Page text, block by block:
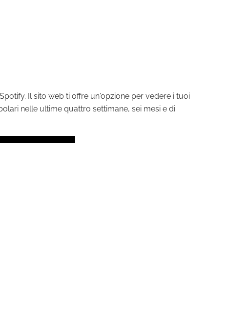
Il sito web ti offre un'opzione per vedere i tuoi
nelle ultime quattro settimane, sei mesi e di